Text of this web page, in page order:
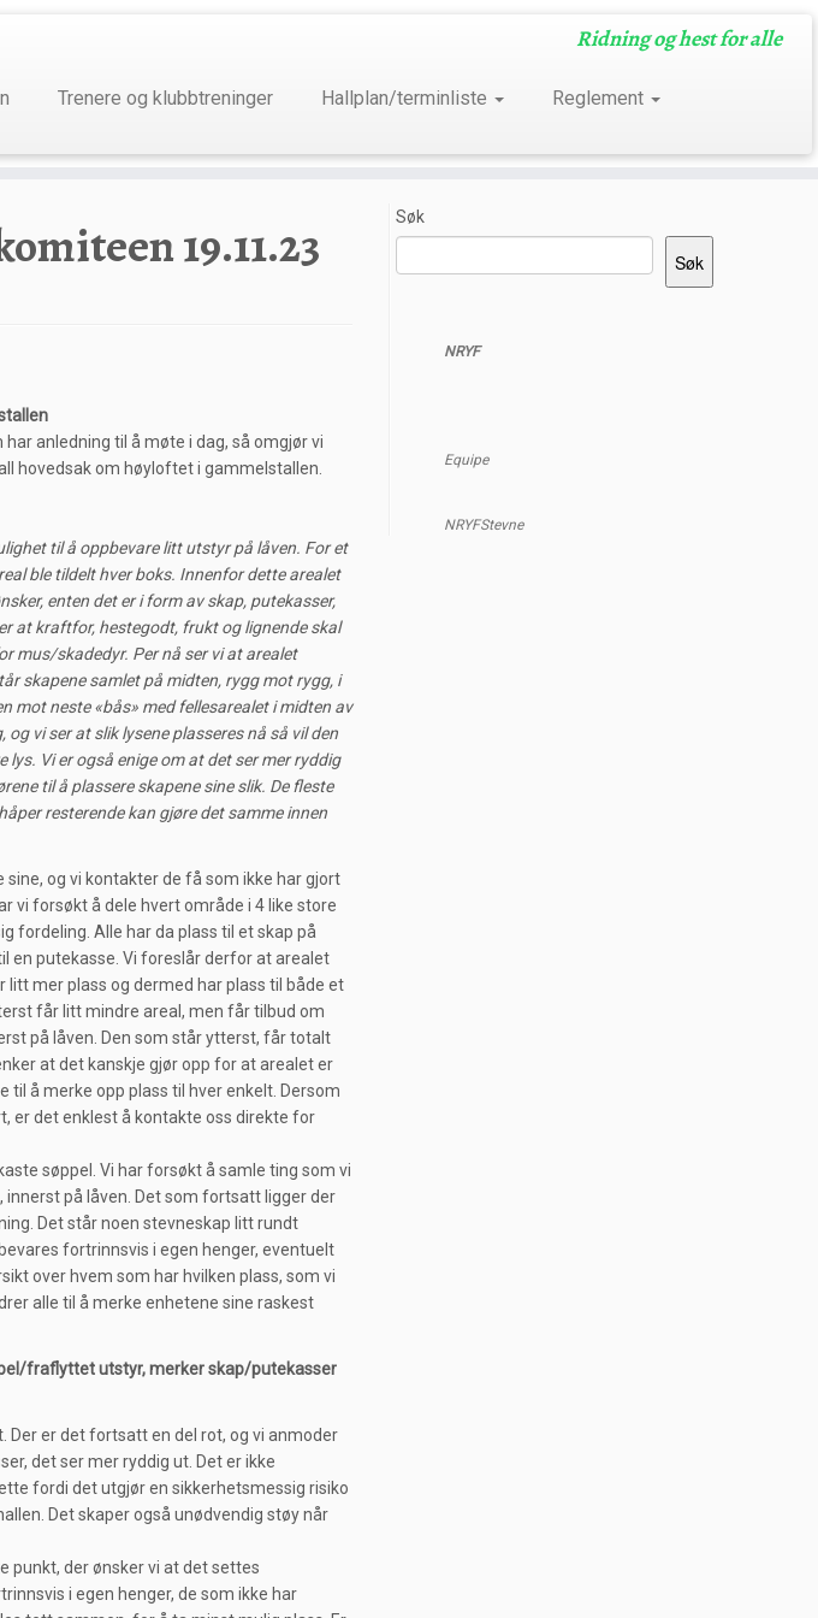
Ridning og hest for alle
Trenere og klubbtreninger Hallplan/terminliste
Reglement
19.11.23
anledning til å møte i dag, så omgjør vi
hovedsak om høyloftet i gammelstallen.
til å oppbevare litt utstyr på låven. For et
ble tildelt hver boks. Innenfor dette arealet
enten det er i form av skap, putekasser,
at kraftfor, hestegodt, frukt og lignende skal
mus/skadedyr. Per nå ser vi at arealet
skapene samlet på midten, rygg mot rygg, i
mot neste «bås» med fellesarealet i midten av
vi ser at slik lysene plasseres nå så vil den
lys. Vi er også enige om at det ser mer ryddig
til å plassere skapene sine slik. De fleste
resterende kan gjøre det samme innen
sine, og vi kontakter de få som ikke har gjort
vi forsøkt å dele hvert område i 4 like store
fordeling. Alle har da plass til et skap på
en putekasse. Vi foreslår derfor at arealet
mer plass og dermed har plass til både et
får litt mindre areal, men får tilbud om
på låven. Den som står ytterst, får totalt
at det kanskje gjør opp for at arealet er
til å merke opp plass til hver enkelt. Dersom
er det enklest å kontakte oss direkte for
søppel. Vi har forsøkt å samle ting som vi
på låven. Det som fortsatt ligger der
Det står noen stevneskap litt rundt
fortrinnsvis i egen henger, eventuelt
over hvem som har hvilken plass, som vi
alle til å merke enhetene sine raskest
fraflyttet utstyr, merker skap/putekasser
Der er det fortsatt en del rot, og vi anmoder
det ser mer ryddig ut. Det er ikke
fordi det utgjør en sikkerhetsmessig risiko
Det skaper også unødvendig støy når
punkt, der ønsker vi at det settes
i egen henger, de som ikke har
Søk
Søk
NRYF
Equipe
NRYFStevne